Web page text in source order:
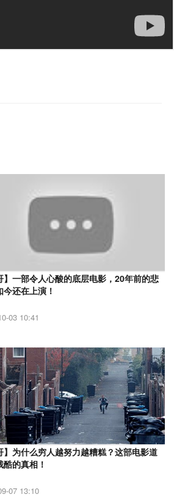
】一部令人心酸的底层电影，20年前的悲
今还在上演！
03 10:41
】为什么穷人越努力越糟糕？这部电影道
酷的真相！
07 13:10